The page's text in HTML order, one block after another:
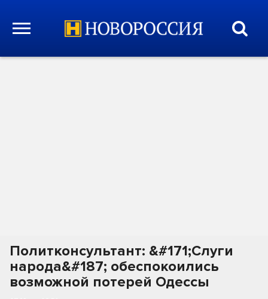
Политконсультант: &#171;Слуги
народа&#187; обеспокоились
возможной потерей Одессы